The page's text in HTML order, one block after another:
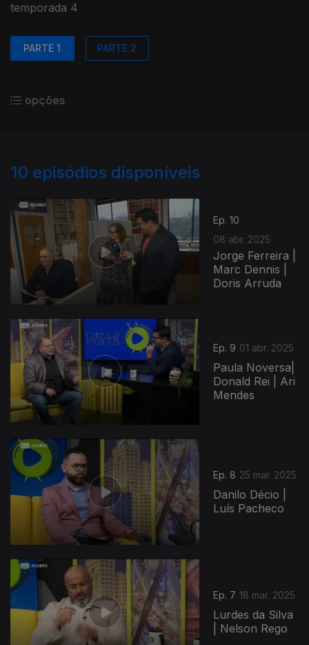
temporada 4
PARTE 1 PARTE 2
opções
10 episódios disponíveis
Ep. 10
08 abr. 2025
Jorge Ferreira |
Marc Dennis |
Doris Arruda
Ep. 9 01 abr. 2025
Paula Noversa|
Donald Rei | Ari
Mendes
Ep. 8 25 mar. 2025
Danilo Décio |
Luís Pacheco
Ep. 7 18 mar. 2025
Lurdes da Silva
| Nelson Rego